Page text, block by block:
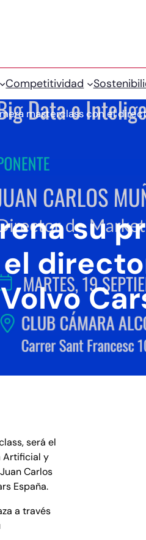
Competitividad
masterclass con el
su
será el
Artificial y
Carlos
España.
a través